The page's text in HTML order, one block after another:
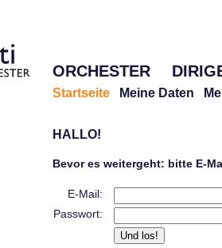
ORCHESTER
Startseite Meine Daten
HALLO!
Bevor es weitergeht: bitte E-
E-Mail:
Passwort: